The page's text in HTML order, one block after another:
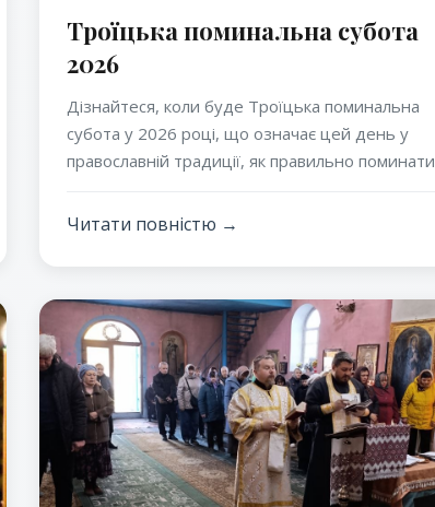
Троїцька поминальна субота
2026
Дізнайтеся, коли буде Троїцька поминальна
субота у 2026 році, що означає цей день у
православній традиції, як правильно поминати
Святої Трійці.
Читати повністю →